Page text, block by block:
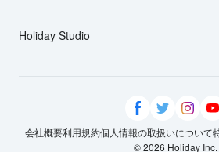
Holiday Studio
会社概要利用規約個人情報の取扱いについて
© 2026 Holiday Inc.